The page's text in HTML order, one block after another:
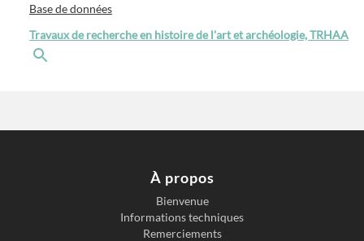
Base de données
Travaux de recherche en histoire de l'art et archéologie, TRHAA
À propos
Bienvenue
Informations techniques
Remerciements